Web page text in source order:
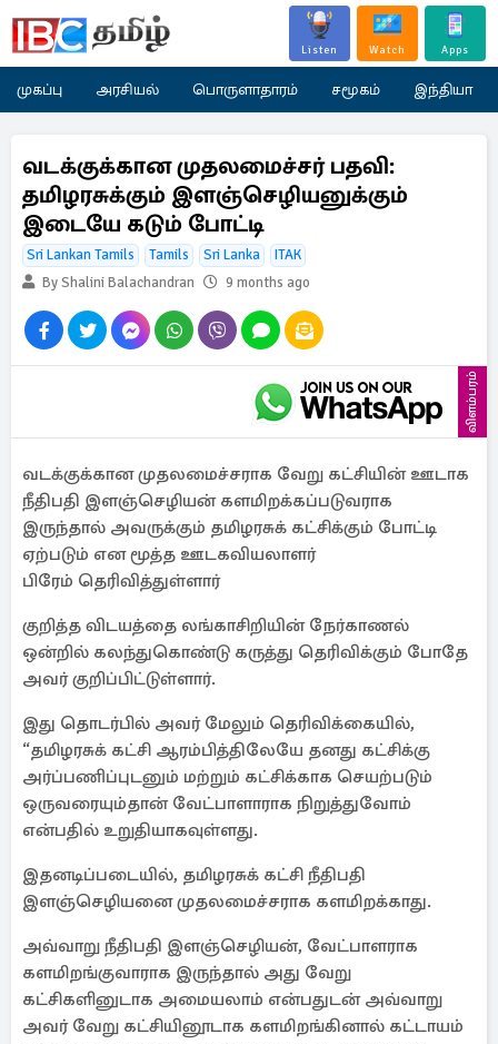
Listen Watch Apps
முகப்பு அரசியல் பொருளாதாரம் சமூகம் இந்தியா
வடக்குக்கான முதலமைச்சர் பதவி:
தமிழரசுக்கும் இளஞ்செழியனுக்கும்
இடையே கடும் போட்டி
Sri Lankan Tamils Tamils Sri Lanka
ITAK
By Shalini Balachandran
9 months ago
விளம்பரம்
வடக்குக்கான முதலமைச்சராக வேறு கட்சியின் ஊடாக
நீதிபதி இளஞ்செழியன் களமிறக்கப்படுவராக
இருந்தால் அவருக்கும் தமிழரசுக் கட்சிக்கும் போட்டி
ஏற்படும் என மூத்த ஊடகவியலாளர்
பிரேம் தெரிவித்துள்ளார்
குறித்த விடயத்தை லங்காசிறியின் நேர்காணல்
ஒன்றில் கலந்துகொண்டு கருத்து தெரிவிக்கும் போதே
அவர் குறிப்பிட்டுள்ளார்.
இது தொடர்பில் அவர் மேலும் தெரிவிக்கையில்,
“தமிழரசுக் கட்சி ஆரம்பித்திலேயே தனது கட்சிக்கு
அர்ப்பணிப்புடனும் மற்றும் கட்சிக்காக செயற்படும்
ஒருவரையும்தான் வேட்பாளாராக நிறுத்துவோம்
என்பதில் உறுதியாகவுள்ளது.
இதனடிப்படையில், தமிழரசுக் கட்சி நீதிபதி
இளஞ்செழியனை முதலமைச்சராக களமிறக்காது.
அவ்வாறு நீதிபதி இளஞ்செழியன், வேட்பாளராக
களமிறங்குவாராக இருந்தால் அது வேறு
கட்சிகளினுடாக அமையலாம் என்பதுடன் அவ்வாறு
அவர் வேறு கட்சியினூடாக களமிறங்கினால் கட்டாயம்